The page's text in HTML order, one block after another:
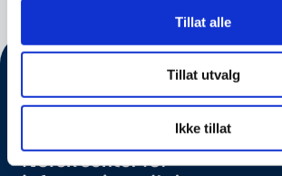
Tillat alle
Tillat utvalg
Ikke tillat